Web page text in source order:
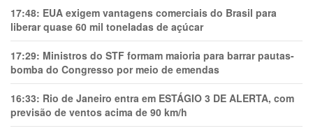
17:48: EUA exigem vantagens comerciais do Brasil para
liberar quase 60 mil toneladas de açúcar
17:29: Ministros do STF formam maioria para barrar pautas-
bomba do Congresso por meio de emendas
16:33: Rio de Janeiro entra em ESTÁGIO 3 DE ALERTA, com
previsão de ventos acima de 90 km/h